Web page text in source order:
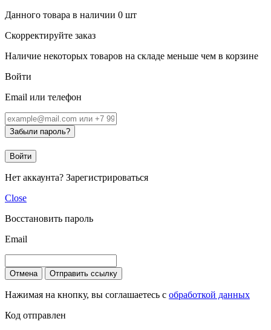
Данного товара в наличии 0 шт
Скорректируйте заказ
Наличие некоторых товаров на складе меньше чем в корзине
Войти
Email или телефон
Забыли пароль?
Войти
Нет аккаунта? Зарегистрироваться
Close
Восстановить пароль
Email
Отмена Отправить ссылку
Нажимая на кнопку, вы соглашаетесь с обработкой данных
Код отправлен